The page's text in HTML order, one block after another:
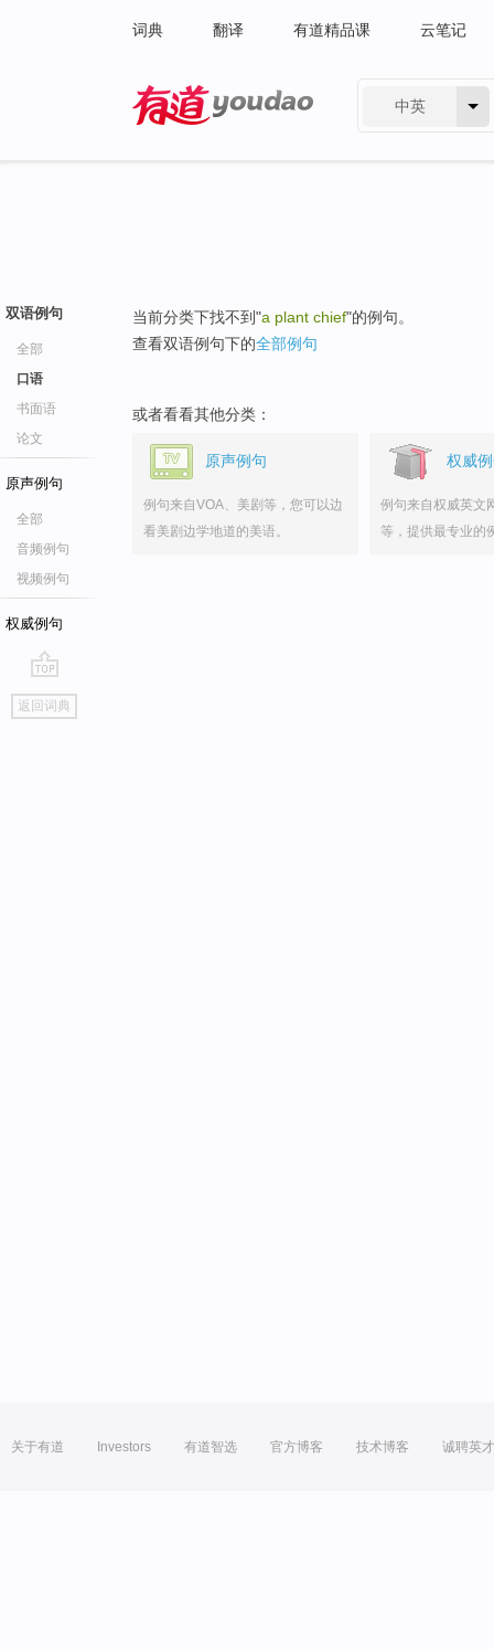
词典 翻译 有道精品课 云笔记
中英
双语例句
全部
口语
书面语
论文
原声例句
全部
音频例句
视频例句
权威例句
go
top
返回词典
当前分类下找不到"a plant chief"的例句。
查看双语例句下的全部例句
或者看看其他分类：
原声例句
例句来自VOA、美剧等，您可以边
看美剧边学地道的美语。
权威
例句来自权威英文
等，提供最专业的
关于有道 Investors 有道智选 官方博客 技术博客 诚聘英才